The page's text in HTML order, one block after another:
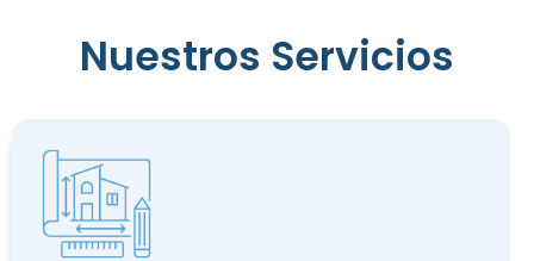
Reconocimiento
de
Nuestros Servicios